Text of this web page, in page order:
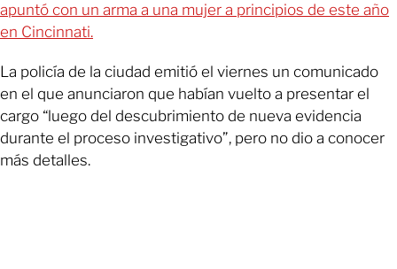
apuntó con un arma a una mujer a principios de este año
en Cincinnati.
La policía de la ciudad emitió el viernes un comunicado
en el que anunciaron que habían vuelto a presentar el
cargo “luego del descubrimiento de nueva evidencia
durante el proceso investigativo”, pero no dio a conocer
más detalles.